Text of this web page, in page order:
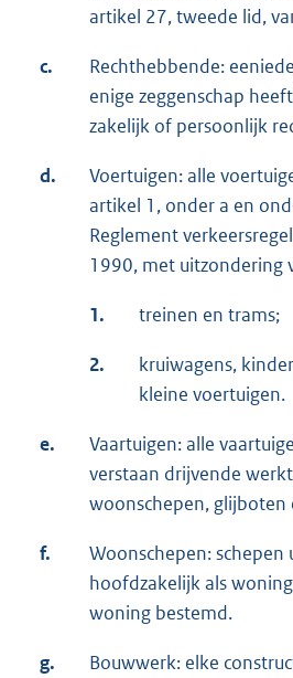
artikel 27, tweede lid,
c.
Rechthebbende:
enige zeggenschap
zakelijk of persoonlijk
d.
Voertuigen: alle
artikel 1, onder a en
Reglement
1990, met uitzondering
1. treinen en trams;
2.
kruiwagens,
kleine voertuigen.
e.
Vaartuigen: alle
verstaan drijvende
woonschepen, glijboten
f.
Woonschepen:
hoofdzakelijk als
woning bestemd.
g.
Bouwwerk: elke